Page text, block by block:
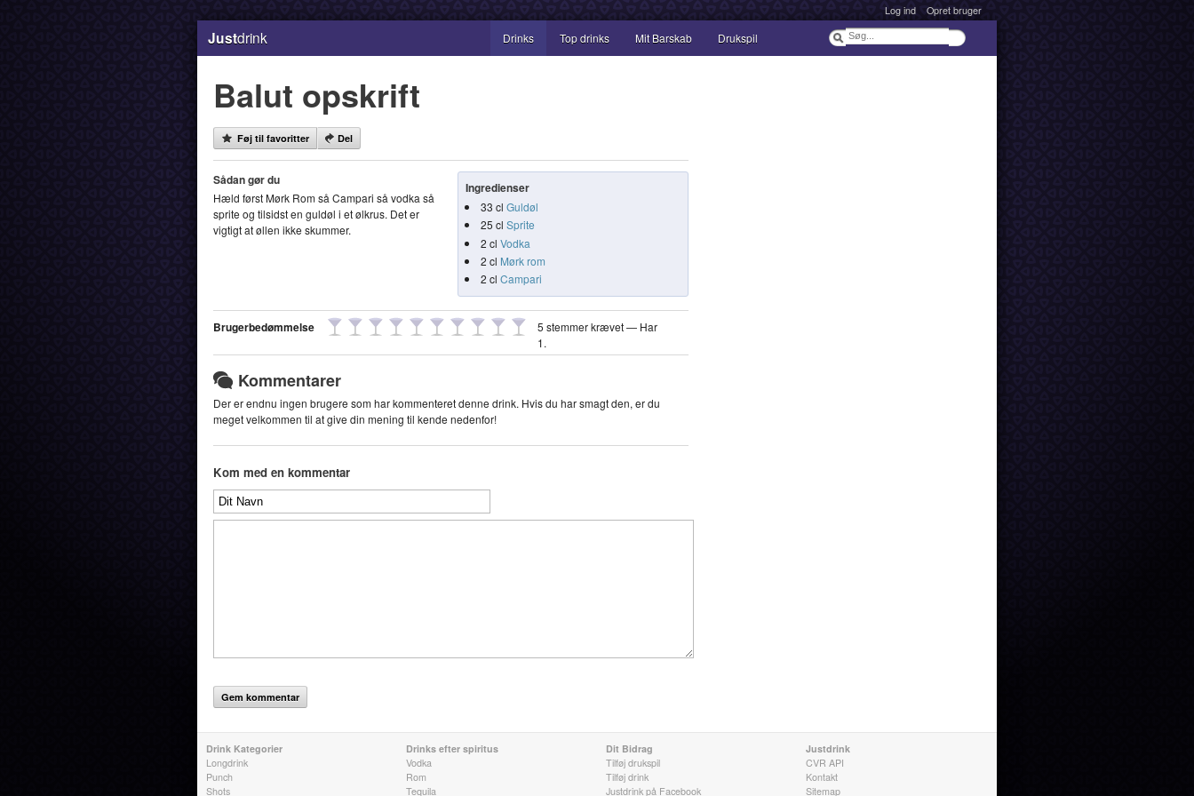
Log ind Opret bruger
Justdrink Drinks Top drinks Mit Barskab Drukspil
Balut opskrift
Føj til favoritter Del
Sådan gør du
Hæld først Mørk Rom så Campari så vodka så
sprite og tilsidst en guldøl i et ølkrus. Det er
vigtigt at øllen ikke skummer.
Ingredienser
33 cl Guldøl
25 cl Sprite
2 cl Vodka
2 cl Mørk rom
2 cl Campari
Brugerbedømmelse
5 stemmer krævet — Har
1.
Kommentarer
Der er endnu ingen brugere som har kommenteret denne drink. Hvis du har smagt den, er du
meget velkommen til at give din mening til kende nedenfor!
Kom med en kommentar
Drink Kategorier
Longdrink
Punch
Shots
Drinks efter spiritus
Vodka
Rom
Tequila
Dit Bidrag
Tilføj drukspil
Tilføj drink
Justdrink på Facebook
Justdrink
CVR API
Kontakt
Sitemap